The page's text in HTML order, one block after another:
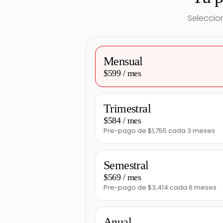
Mensual
$599 / mes
Trimestral
$584 / mes
Pre-pago de $1,755 cada 3 meses
Semestral
$569 / mes
Pre-pago de $3,414 cada 6 meses